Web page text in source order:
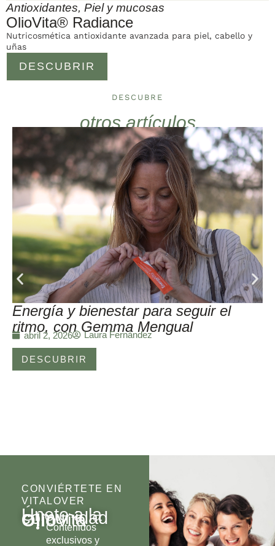
Antioxidantes, Piel y mucosas
OlioVita® Radiance
DESCUBRIR
Nutricosmética antioxidante avanzada para piel, cabello y
uñas
DESCUBRE
otros artículos
Energía y bienestar para seguir el
ritmo, con Gemma Mengual
abril 2, 2026 Laura Fernández
DESCUBRIR
CONVIÉRTETE EN
VITALOVER
Únete a la
comunidad
OlioVita
Contenidos
exclusivos y